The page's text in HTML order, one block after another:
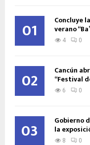
01 Concluye
verano
4 0
02 Cancún
“Festival
6 0
03 Gobierno
la
8 0